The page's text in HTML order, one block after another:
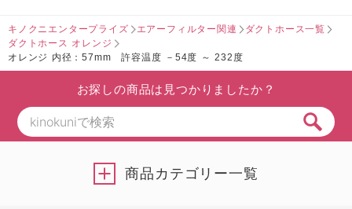
キノクニエンタープライズ エアーフィルター関連
ダクトホース一覧
ダクトホース オレンジ
オレンジ 内径：57mm 許容温度 －54度 ～ 232度
お探しの商品は見つかりましたか？
商品カテゴリー一覧